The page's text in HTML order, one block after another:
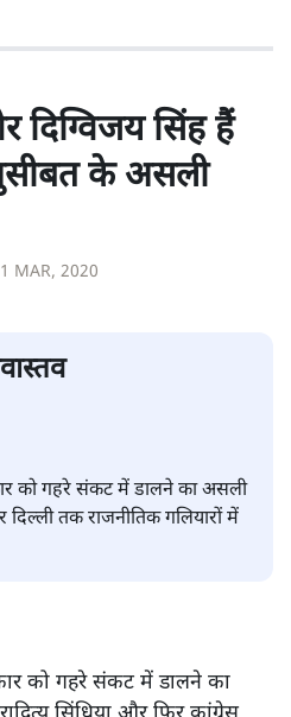
सिंह हैं
के असली
MAR, 2020
को गहरे संकट में डालने का असली
तक राजनीतिक गलियारों में
को गहरे संकट में डालने का